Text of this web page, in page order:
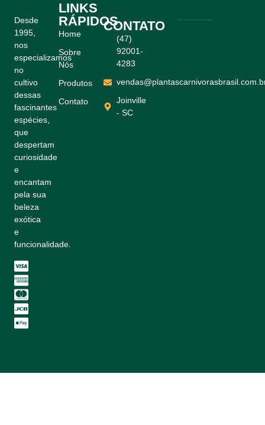
Desde
1995,
nos
especializamos
no
cultivo
dessas
fascinantes
espécies,
que
despertam
curiosidade
e
encantam
pela sua
beleza
exótica
e
funcionalidade.
LINKS
RÁPIDOS
Home
Sobre
Nós
Produtos
Contato
CONTATO
(47)
92001-
4283
Joinville
- SC